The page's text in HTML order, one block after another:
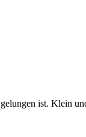
ist. Klein